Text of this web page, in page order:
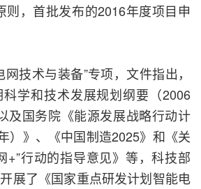
则，首批发布的2016年度项目申
技术与装备”专项，文件指出，
学和技术发展规划纲要（2006
及国务院《能源发展战略行动计
）》、《中国制造2025》和《关
+”行动的指导意见》等，科技部
展了《国家重点研发计划智能电